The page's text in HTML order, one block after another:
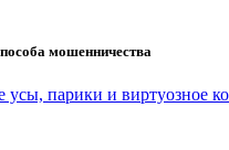
мошенничества
усы, парики и виртуозное